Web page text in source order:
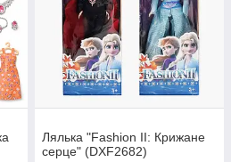
Лялька "Fashion II: Крижане
серце" (DXF2682)